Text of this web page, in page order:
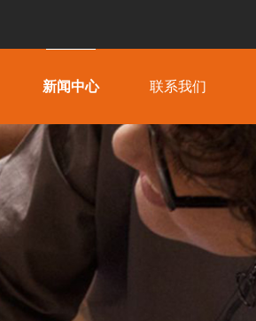
新闻中心 联系我们